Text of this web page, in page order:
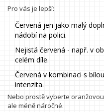
Pro vás je lepší:
Červená jen jako malý
nádobí na polici.
Nejistá červená - např. v
celém díle.
Červená v kombinaci s
intenzita.
Nebo prostě vyberte
ale méně náročné.